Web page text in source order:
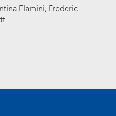
Flamini, Frederic